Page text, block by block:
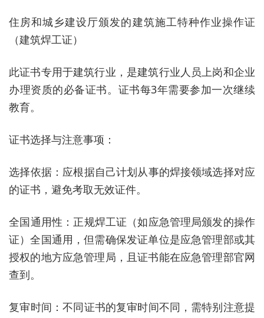
住房和城乡建设厅颁发的建筑施工特种作业操作证
（建筑焊工证）
此证书专用于建筑行业，是建筑行业人员上岗和企业
办理资质的必备证书‌。证书每3年需要参加一次继续
教育‌。
证书选择与注意事项：
‌选择依据‌：应根据自己计划从事的焊接领域选择对应
的证书，避免考取无效证件‌。
‌全国通用性‌：正规焊工证（如应急管理局颁发的操作
证）全国通用，但需确保发证单位是应急管理部或其
授权的地方应急管理局，且证书能在应急管理部官网
查到‌。
‌复审时间‌：不同证书的复审时间不同，需特别注意提